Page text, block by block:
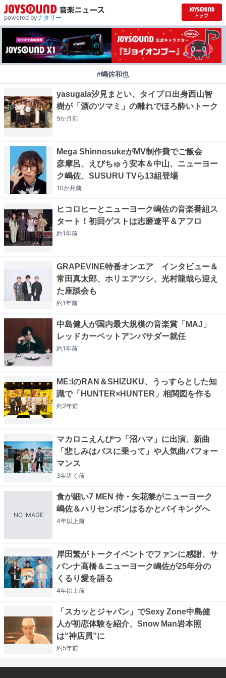
powered byナタリー
#嶋佐和也
yasugala汐見まとい、タイプロ出身西山智
樹が「酒のツマミ」の離れでほろ酔いトーク
9か月前
Mega ShinnosukeがMV制作費でご飯会
彦摩呂、えびちゅう安本＆中山、ニューヨー
ク嶋佐、SUSURU TVら13組登場
10か月前
ヒコロヒーとニューヨーク嶋佐の音楽番組ス
タート！初回ゲストは志磨遼平＆アフロ
約1年前
GRAPEVINE特番オンエア インタビュー＆
常田真太郎、ホリエアツシ、光村龍哉ら迎え
た座談会も
約1年前
中島健人が国内最大規模の音楽賞「MAJ」
レッドカーペットアンバサダー就任
約1年前
ME:IのRAN＆SHIZUKU、うっすらとした知
識で「HUNTER×HUNTER」相関図を作る
約2年前
マカロニえんぴつ「沼ハマ」に出演、新曲
「悲しみはバスに乗って」や人気曲パフォー
マンス
3年近く 前
NO IMAGE
食が細い7 MEN 侍・矢花黎がニューヨーク
嶋佐＆ハリセンボンはるかとバイキングへ
4年以上前
岸田繁がトークイベントでファンに感謝、サ
バンナ高橋＆ニューヨーク嶋佐が25年分の
くるり愛を語る
4年以上前
「スカッとジャパン」でSexy Zone中島健
人が初恋体験を紹介、Snow Man岩本照
は“神店員”に
約5年前